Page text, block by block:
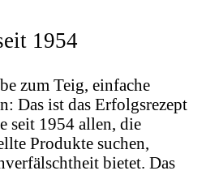
1954
zum Teig, einfache
Das ist das Erfolgsrezept
seit 1954 allen, die
Produkte suchen,
bietet. Das